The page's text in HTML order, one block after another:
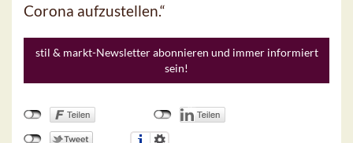
Corona aufzustellen.“
stil & markt-Newsletter abonnieren und immer informiert
sein!